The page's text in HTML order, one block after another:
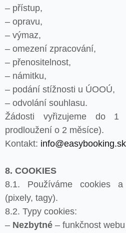
– přístup,
– opravu,
– výmaz,
– omezení zpracování,
– přenositelnost,
– námitku,
– podání stížnosti u ÚOOÚ,
– odvolání souhlasu.
Žádosti vyřizujeme do 1
prodloužení o 2 měsíce).
Kontakt: info@easybooking.sk
8. COOKIES
8.1. Používáme cookies a
(pixely, tagy).
8.2. Typy cookies:
– Nezbytné – funkčnost